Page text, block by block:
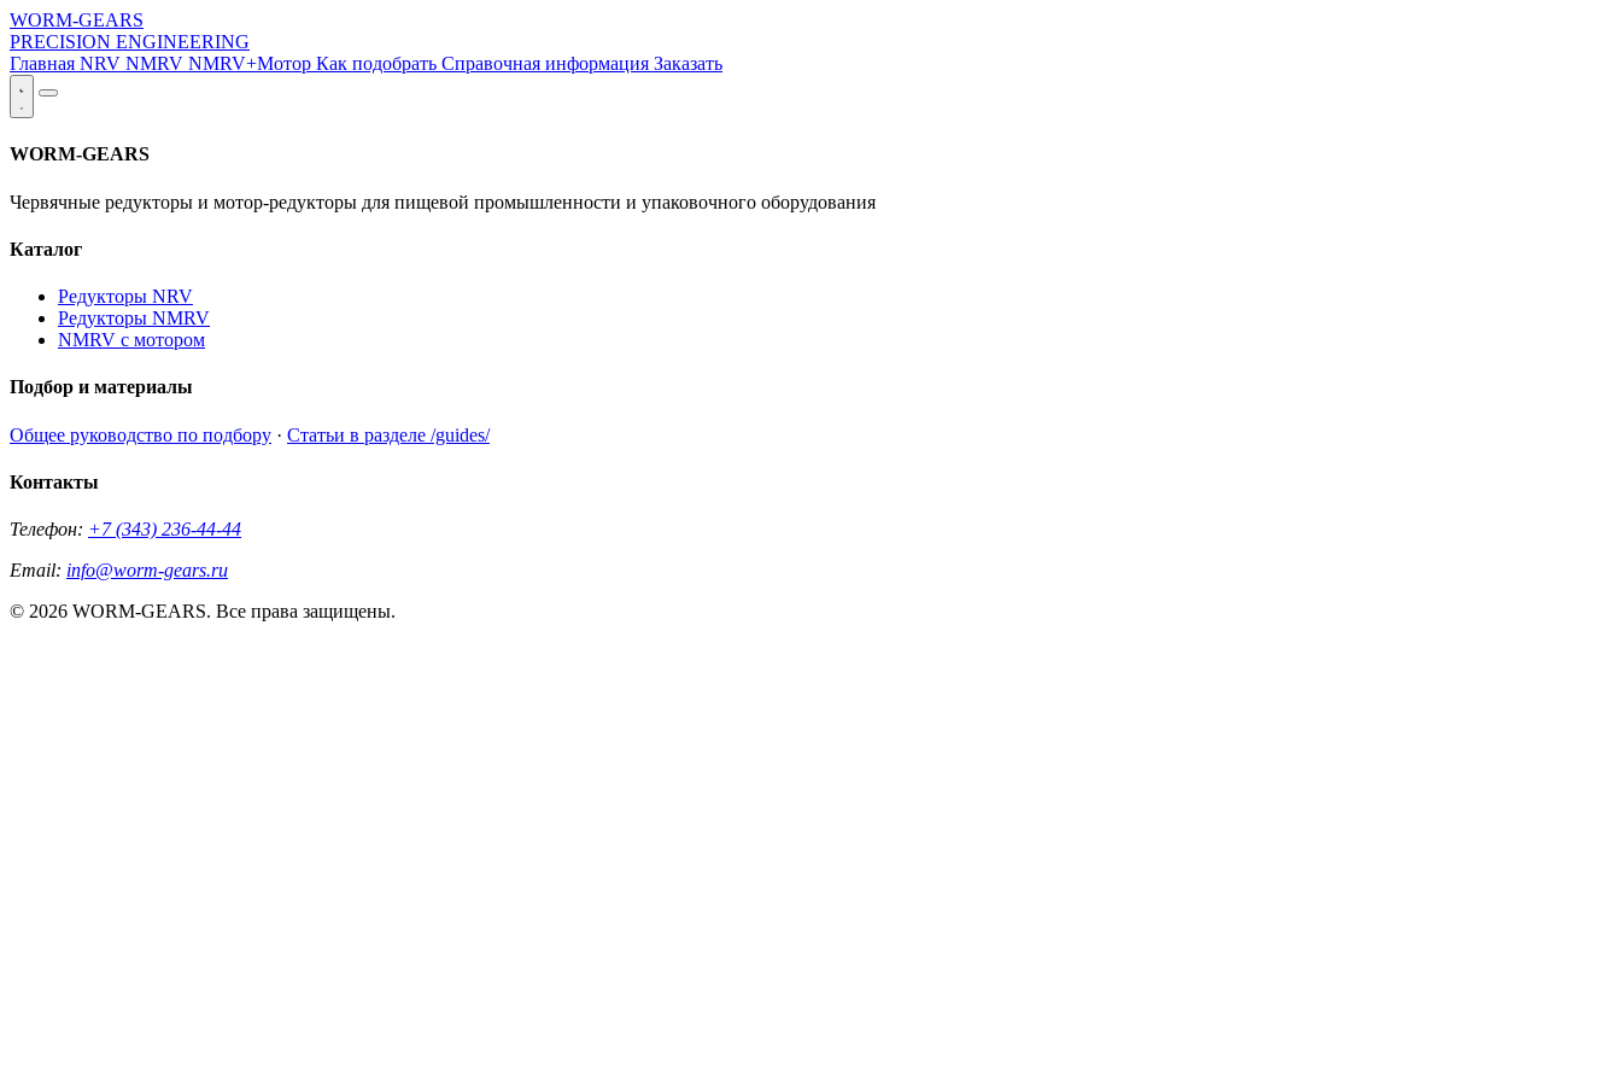
WORM-GEARS
PRECISION ENGINEERING
Главная NRV NMRV NMRV+Мотор Как подобрать Справочная информация Заказать
WORM-GEARS
Червячные редукторы и мотор-редукторы для пищевой промышленности и упаковочного оборудования
Каталог
Редукторы NRV
Редукторы NMRV
NMRV с мотором
Подбор и материалы
Общее руководство по подбору · Статьи в разделе /guides/
Контакты
Телефон: +7 (343) 236-44-44
Email: info@worm-gears.ru
© 2026 WORM-GEARS. Все права защищены.